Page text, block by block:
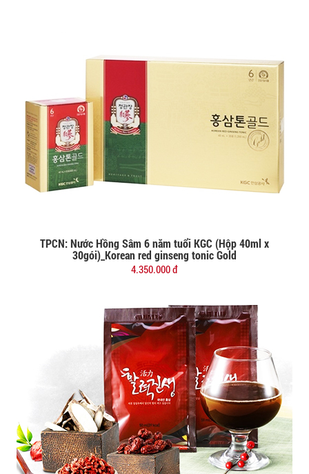
Đặt mua
TPCN: Nước Hồng Sâm 6 năm tuổi KGC (Hộp 40ml x
30gói)_Korean red ginseng tonic Gold
4.350.000 đ